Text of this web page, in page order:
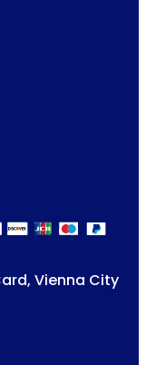
Vienna City